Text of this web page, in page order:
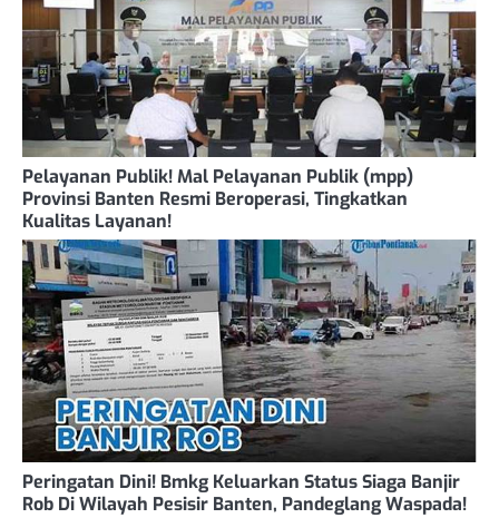
Pelayanan Publik! Mal Pelayanan Publik (mpp)
Provinsi Banten Resmi Beroperasi, Tingkatkan
Kualitas Layanan!
Peringatan Dini! Bmkg Keluarkan Status Siaga Banjir
Rob Di Wilayah Pesisir Banten, Pandeglang Waspada!